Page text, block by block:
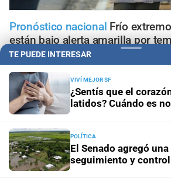
Pronóstico nacional Frío
están bajo alerta amarilla por
Aniversario
trayectoria de empleados que son
Panorama astrológico
2026
Horóscopo del díaHoróscopo de hoy
agosto de 2026
TE PUEDE INTERESAR
VIVÍ MEJOR SF
¿Sentís que el
latidos? Cuándo es
POLÍTICA
El Senado agregó
seguimiento y control